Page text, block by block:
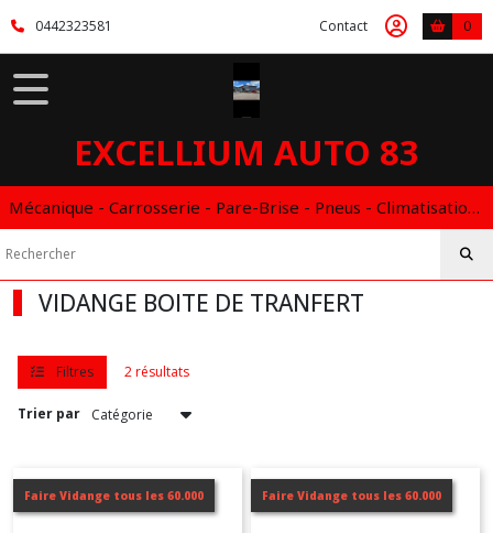
0442323581 Contact 0
EXCELLIUM AUTO 83
Mécanique - Carrosserie - Pare-Brise - Pneus - Climatisation - Entretien - Vidange Boite Auto - Boitier éthanol
VIDANGE BOITE DE TRANFERT
Filtres 2 résultats
Trier par
Faire Vidange tous les 60.000 Faire Vidange tous les 60.000
Fermer
FILTRES
ENTRETIEN
&
VIDANGE
RÉVISION
(3)
LOCKEED
FREINS
(1)